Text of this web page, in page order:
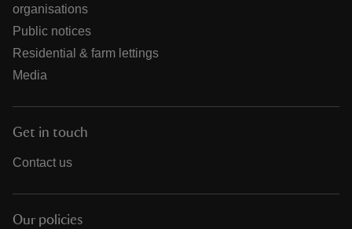
organisations
Public notices
Residential & farm lettings
Media
Get in touch
Contact us
Our policies